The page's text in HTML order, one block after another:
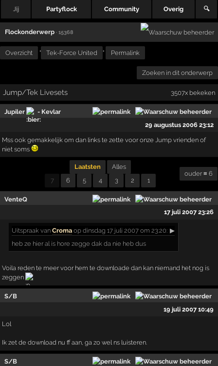
Jij Partyflock Community Overig 🔍
Flockonderwerp · 15368
Overzicht " Tek-Force United " Permalink
Zoeken in dit onderwerp
Jump/Tek Livesets 3507x bekeken
Jupiler
- Kevlar
29 augustus 2006 23:12
Mss ook gemakkelijk om dan links te zette voor onze Jump vrienden of
niet soms
Laatsten
Alles
7
6 5 4 3 2 1
ouder ≡ 6
VenteQ
17 juli 2007 23:26
Uitspraak vanCroma op dinsdag 17 juli 2007 om 23:20: ▶
heb ze hier al is hore zegge dak da nie heb dus
Voila reden te meer voor hem te downloade dan kan niemand het nog is
zeggen
S/B
19 juli 2007 10:49
Lol
Ik zet de download nu ff aan, ga zo wel ns luisteren.
S/B